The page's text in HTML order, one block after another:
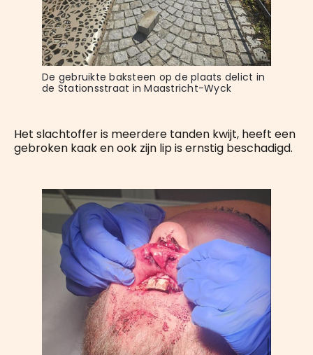
De gebruikte baksteen op de plaats delict in
de Stationsstraat in Maastricht-Wyck
Het slachtoffer is meerdere tanden kwijt, heeft een
gebroken kaak en ook zijn lip is ernstig beschadigd.